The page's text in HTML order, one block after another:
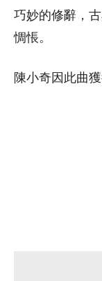
巧妙的修辭，
惆悵。
陳小奇因此曲